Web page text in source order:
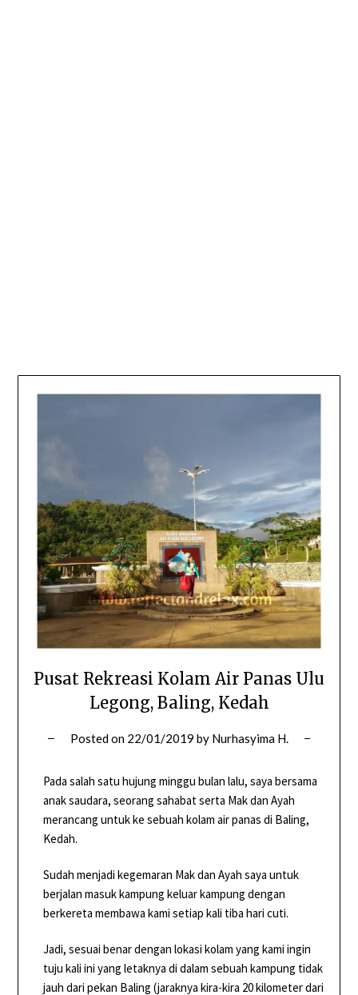
Pusat Rekreasi Kolam Air Panas Ulu
Legong, Baling, Kedah
Posted on 22/01/2019 by Nurhasyima H.
Pada salah satu hujung minggu bulan lalu, saya bersama
anak saudara, seorang sahabat serta Mak dan Ayah
merancang untuk ke sebuah kolam air panas di Baling,
Kedah.
Sudah menjadi kegemaran Mak dan Ayah saya untuk
berjalan masuk kampung keluar kampung dengan
berkereta membawa kami setiap kali tiba hari cuti.
Jadi, sesuai benar dengan lokasi kolam yang kami ingin
tuju kali ini yang letaknya di dalam sebuah kampung tidak
jauh dari pekan Baling (jaraknya kira-kira 20 kilometer dari